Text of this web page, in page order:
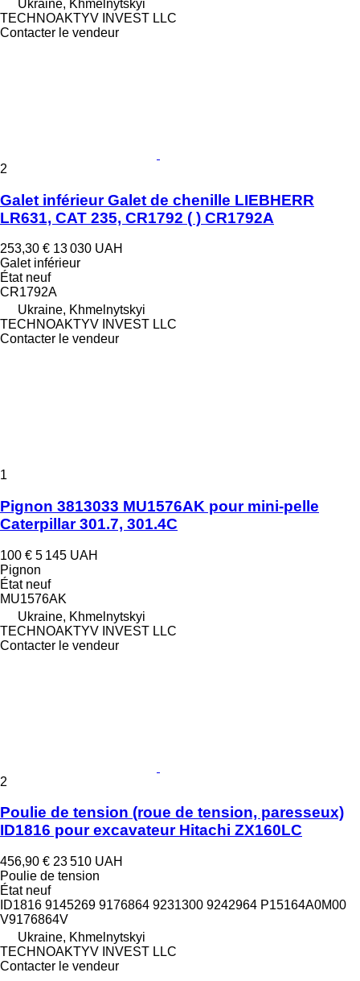
Ukraine, Khmelnytskyi
TECHNOAKTYV INVEST LLC
Contacter le vendeur
2
Galet inférieur Galet de chenille LIEBHERR
LR631, CAT 235, CR1792 ( ) CR1792A
253,30 € 13 030 UAH
Galet inférieur
Étatneuf
CR1792A
Ukraine, Khmelnytskyi
TECHNOAKTYV INVEST LLC
Contacter le vendeur
1
Pignon 3813033 MU1576AK pour mini-pelle
Caterpillar 301.7, 301.4C
100 € 5 145 UAH
Pignon
Étatneuf
MU1576AK
Ukraine, Khmelnytskyi
TECHNOAKTYV INVEST LLC
Contacter le vendeur
2
Poulie de tension (roue de tension, paresseux)
ID1816 pour excavateur Hitachi ZX160LC
456,90 € 23 510 UAH
Poulie de tension
Étatneuf
ID1816 9145269 9176864 9231300 9242964 P15164A0M00
V9176864V
Ukraine, Khmelnytskyi
TECHNOAKTYV INVEST LLC
Contacter le vendeur